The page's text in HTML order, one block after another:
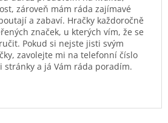
zároveň mám ráda zajímavé
a zabaví. Hračky každoročně
značek, u kterých vím, že se
Pokud si nejste jisti svým
zavolejte mi na telefonní číslo
stránky a já Vám ráda poradím.